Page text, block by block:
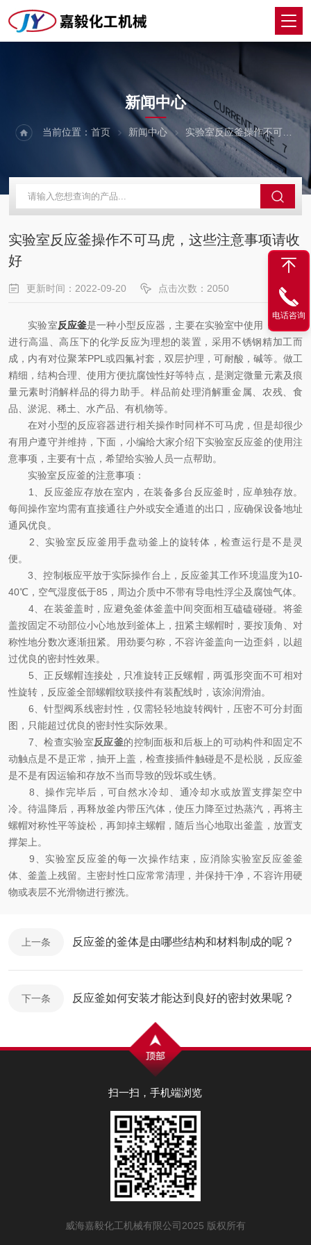
NEWS
新闻中心
当前位置：首页 新闻中心 实验室反应釜操作不可马虎，这些注意事项请收好
实验室反应釜操作不可马虎，这些注意事项请收
好
更新时间：2022-09-20 点击次数：2050
实验室反应釜是一种小型反应器，主要在实验室中使用，是目前
进行高温、高压下的化学反应为理想的装置，采用不锈钢精加工而
成，内有对位聚苯PPL或四氟衬套，双层护理，可耐酸，碱等。做工
精细，结构合理、使用方便抗腐蚀性好等特点，是测定微量元素及痕
量元素时消解样品的得力助手。样品前处理消解重金属、农残、食
品、淤泥、稀土、水产品、有机物等。
在对小型的反应容器进行相关操作时同样不可马虎，但是却很少
有用户遵守并维持，下面，小编给大家介绍下实验室反应釜的使用注
意事项，主要有十点，希望给实验人员一点帮助。
实验室反应釜的注意事项：
1、反应釜应存放在室内，在装备多台反应釜时，应单独存放。
每间操作室均需有直接通往户外或安全通道的出口，应确保设备地址
通风优良。
2、实验室反应釜用手盘动釜上的旋转体，检查运行是不是灵
便。
3、控制板应平放于实际操作台上，反应釜其工作环境温度为10-
40℃，空气湿度低于85，周边介质中不带有导电性浮尘及腐蚀气体。
4、在装釜盖时，应避免釜体釜盖中间突面相互磕磕碰碰。将釜
盖按固定不动部位小心地放到釜体上，扭紧主螺帽时，要按顶角、对
称性地分数次逐渐扭紧。用劲要匀称，不容许釜盖向一边歪斜，以超
过优良的密封性效果。
5、正反螺帽连接处，只准旋转正反螺帽，两弧形突面不可相对
性旋转，反应釜全部螺帽纹联接件有装配线时，该涂润滑油。
6、针型阀系线密封性，仅需轻轻地旋转阀针，压密不可分封面
图，只能超过优良的密封性实际效果。
7、检查实验室反应釜的控制面板和后板上的可动构件和固定不
动触点是不是正常，抽开上盖，检查接插件触碰是不是松脱，反应釜
是不是有因运输和存放不当而导致的毁坏或生锈。
8、操作完毕后，可自然水冷却、通冷却水或放置支撑架空中
冷。待温降后，再释放釜内带压汽体，使压力降至过热蒸汽，再将主
螺帽对称性平等旋松，再卸掉主螺帽，随后当心地取出釜盖，放置支
撑架上。
9、实验室反应釜的每一次操作结束，应消除实验室反应釜釜
体、釜盖上残留。主密封性口应常常清理，并保持干净，不容许用硬
物或表层不光滑物进行擦洗。
上一条 反应釜的釜体是由哪些结构和材料制成的呢？
下一条 反应釜如何安装才能达到良好的密封效果呢？
扫一扫，手机端浏览
威海嘉毅化工机械有限公司2025 版权所有
电话咨询